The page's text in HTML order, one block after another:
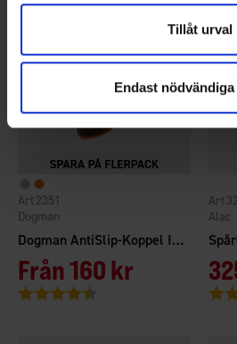
Tillåt urval
Endast
Dogman AntiSlip-Koppel Iris
Dogman
2351
Från160 kr
Betyg:
Alac